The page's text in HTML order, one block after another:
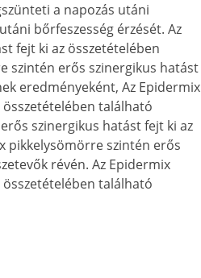
a napozás utáni
bőrfeszesség érzését. Az
fejt ki az összetételében
szintén erős szinergikus hatást
eredményeként, Az Epidermix
található
szinergikus hatást fejt ki az
pikkelysömörre szintén erős
révén. Az Epidermix
található